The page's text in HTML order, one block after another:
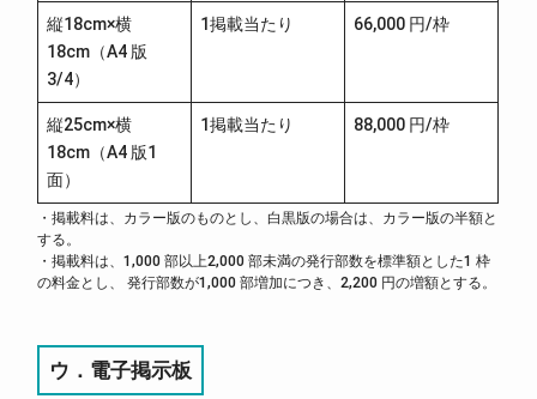
縦18cm×横
18cm（A4 版
3/4）
1掲載当たり 66,000 円/枠
縦25cm×横
18cm（A4 版1
面）
1掲載当たり 88,000 円/枠
・掲載料は、カラー版のものとし、白黒版の場合は、カラー版の半額と
する。
・掲載料は、1,000 部以上2,000 部未満の発行部数を標準額とした1 枠
の料金とし、 発行部数が1,000 部増加につき、2,200 円の増額とする。
ウ．電子掲示板